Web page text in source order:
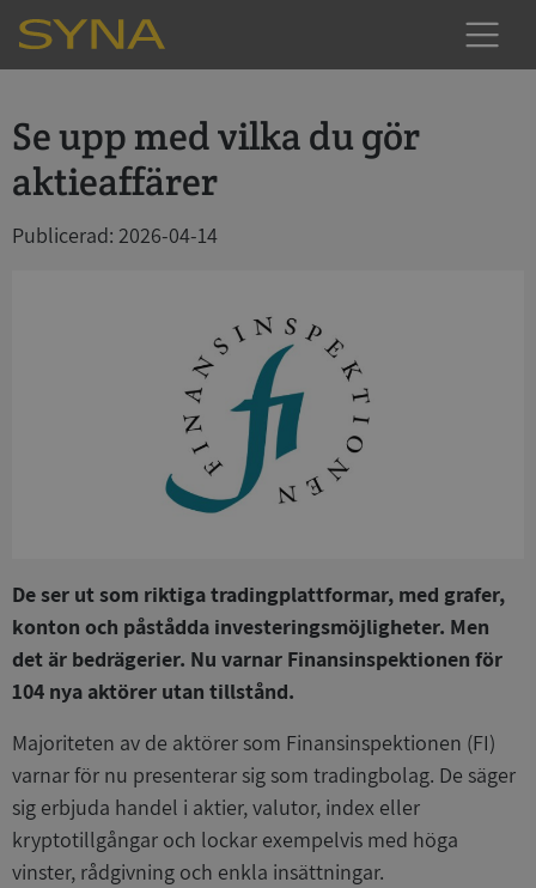
Se upp med vilka du gör
aktieaffärer
Publicerad: 2026-04-14
De ser ut som riktiga tradingplattformar, med grafer,
konton och påstådda investeringsmöjligheter. Men
det är bedrägerier. Nu varnar Finansinspektionen för
104 nya aktörer utan tillstånd.
Majoriteten av de aktörer som Finansinspektionen (FI)
varnar för nu presenterar sig som tradingbolag. De säger
sig erbjuda handel i aktier, valutor, index eller
kryptotillgångar och lockar exempelvis med höga
vinster, rådgivning och enkla insättningar.